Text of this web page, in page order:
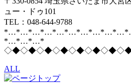
ュー・ドゥ101
TEL：048-644-9788
*…*…*…*
ALL